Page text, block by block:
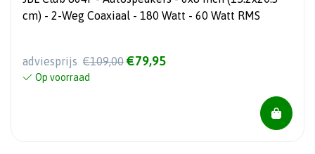
cm) - 2-Weg Coaxiaal - 180 Watt - 60 Watt RMS
adviesprijs €109,00 €79,95
Op voorraad